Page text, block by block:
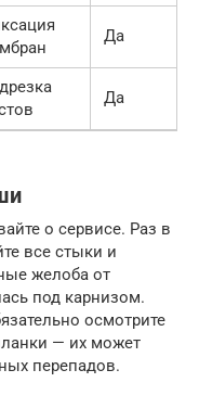
Да
Да
о сервисе. Раз в
все стыки и
желоба от
под карнизом.
осмотрите
— их может
перепадов.